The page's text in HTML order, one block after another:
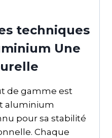
techniques
Une
de gamme est
aluminium
pour sa stabilité
Chaque